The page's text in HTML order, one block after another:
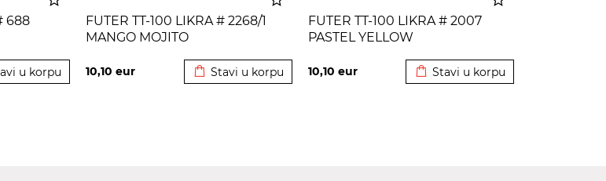
688
u korpu
FUTER TT-100 LIKRA # 2268/1
MANGO MOJITO
10,10 eur Stavi u korpu
FUTER TT-100 LIKRA # 2007
PASTEL YELLOW
10,10 eur Stavi u korpu